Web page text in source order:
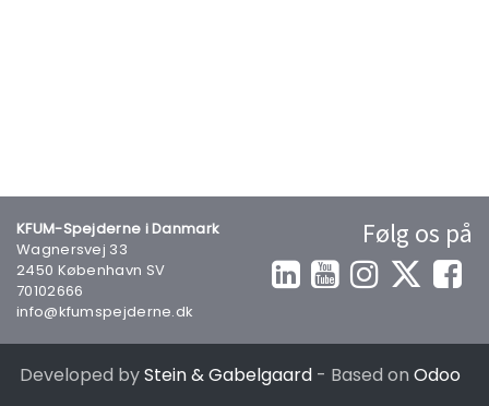
KFUM-Spejderne i Danmark
Wagnersvej 33
2450 København SV
70102666
info@kfumspejderne.dk
Følg os på
Developed byStein & Gabelgaard - Based on Odoo